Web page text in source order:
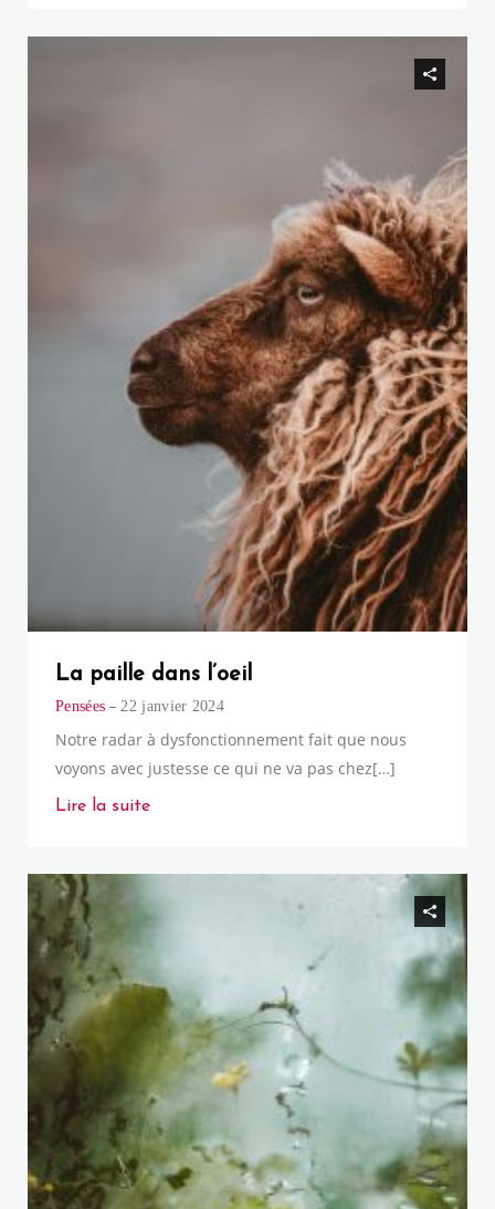
La paille dans l’oeil
Pensées 22 janvier 2024
Notre radar à dysfonctionnement fait que nous
voyons avec justesse ce qui ne va pas chez[…]
Lire la suite